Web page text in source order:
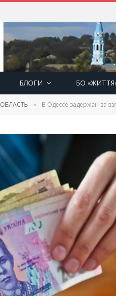
БЛОГИ БО
ОБЛАСТЬ » В Одессе задержан за